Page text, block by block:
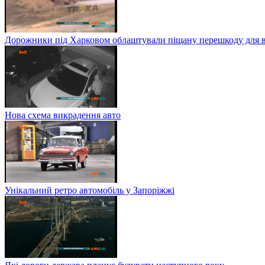
Дорожники під Харковом облаштували піщану перешкоду для
Нова схема викрадення авто
Унікальний ретро автомобіль у Запоріжжі